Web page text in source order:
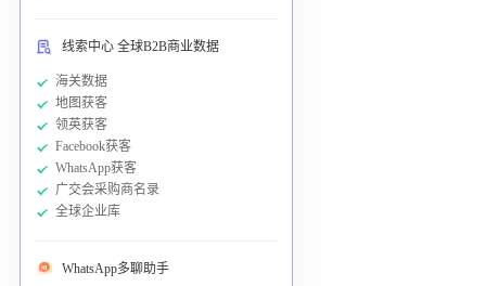
线索中心 全球B2B商业数据
海关数据
地图获客
领英获客
Facebook获客
WhatsApp获客
广交会采购商名录
全球企业库
WhatsApp多聊助手